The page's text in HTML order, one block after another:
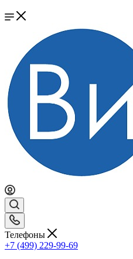
Телефоны
+7 (499) 229-99-69